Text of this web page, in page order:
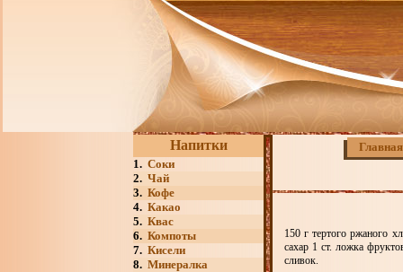
Напитки
1. Соки
2. Чай
3. Кофе
4. Какао
5. Квас
6. Компоты
7. Кисели
8. Минералка
Главная
150 г тертого ржаного
сахар 1 ст. ложка
сливок.